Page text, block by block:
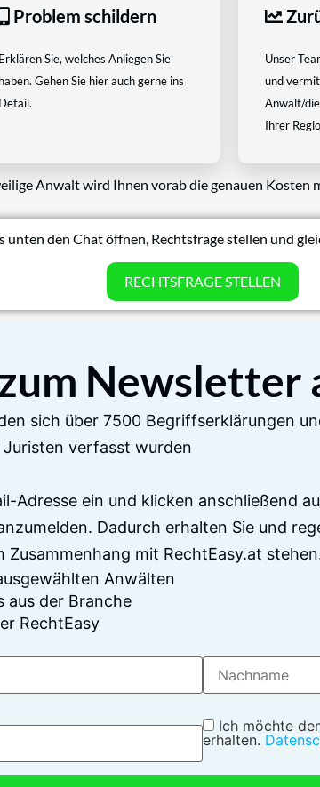
Problem schildern
Erklären Sie, welches Anliegen Sie
haben. Gehen Sie hier auch gerne ins
Detail.
Unser
und
Anwalt/
Ihrer
Anwalt wird Ihnen vorab die genauen Kosten
unten den Chat öffnen, Rechtsfrage stellen und
RECHTSFRAGE STELLEN
Newsletter
sich über 7500 Begriffserklärungen
verfasst wurden
Adresse ein und klicken anschließend
Dadurch erhalten Sie und
Zusammenhang mit RechtEasy.at
Anwälten
aus der Branche
RechtEasy
Ich möchte
erhalten.